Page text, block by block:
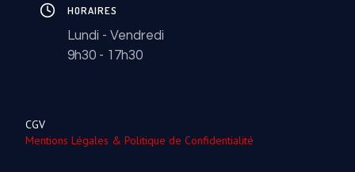
HORAIRES
Lundi - Vendredi
9h30 - 17h30
CGV
Mentions Légales & Politique de Confidentialité